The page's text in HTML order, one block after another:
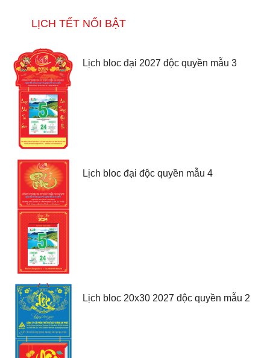
LỊCH TẾT NỔI BẬT
Lịch bloc đại 2027 độc quyền mẫu 3
Lịch bloc đại độc quyền mẫu 4
Lịch bloc 20x30 2027 độc quyền mẫu 2